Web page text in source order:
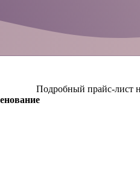
Подробный прайс-лист